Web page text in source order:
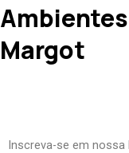
Margot
Inscreva-se em nossa